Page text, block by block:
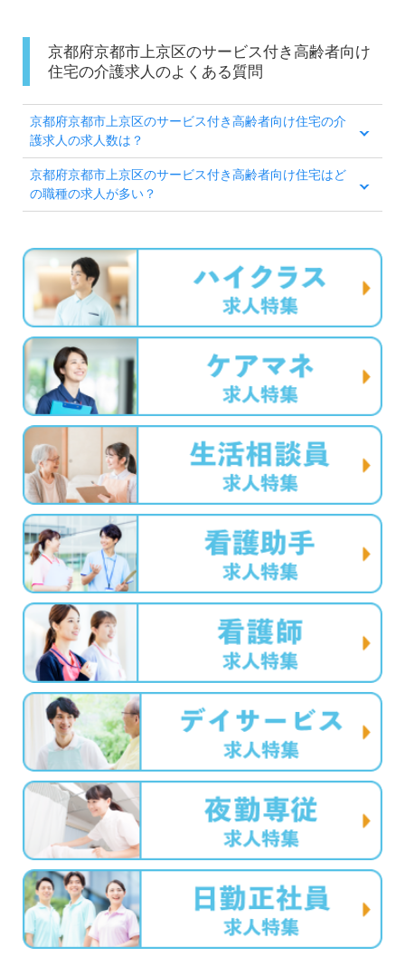
京都府京都市上京区のサービス付き高齢者向け
住宅の介護求人のよくある質問
京都府京都市上京区のサービス付き高齢者向け住宅の介
護求人の求人数は？
京都府京都市上京区のサービス付き高齢者向け住宅はど
の職種の求人が多い？